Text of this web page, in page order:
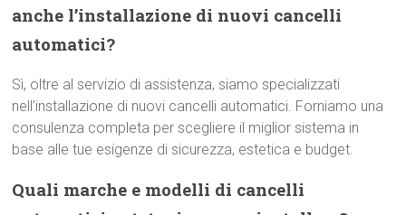
anche l’installazione di nuovi cancelli
automatici?
Sì, oltre al servizio di assistenza, siamo specializzati
nell’installazione di nuovi cancelli automatici. Forniamo una
consulenza completa per scegliere il miglior sistema in
base alle tue esigenze di sicurezza, estetica e budget.
Quali marche e modelli di cancelli